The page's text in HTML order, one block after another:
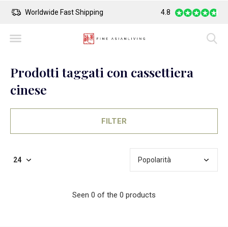
Worldwide Fast Shipping Safe Payment
4.8
Prodotti taggati con cassettiera
cinese
FILTER
Seen 0 of the 0 products